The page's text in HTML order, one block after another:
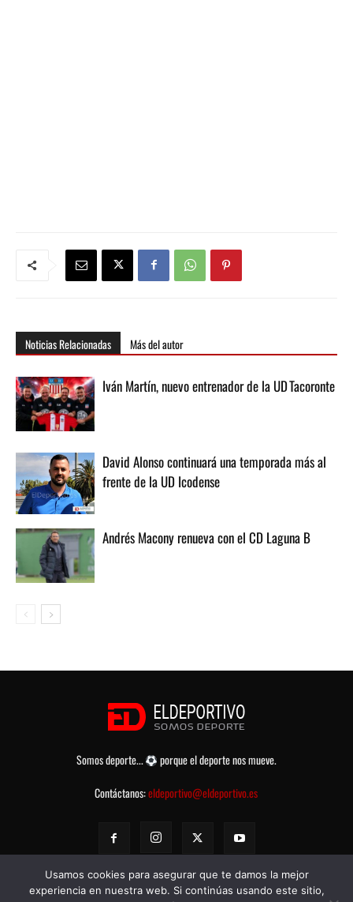
Noticias Relacionadas Más del autor
Iván Martín, nuevo entrenador de la UD Tacoronte
David Alonso continuará una temporada más al
frente de la UD Icodense
Andrés Macony renueva con el CD Laguna B
Somos deporte...
porque el deporte nos mueve.
Contáctanos:eldeportivo@eldeportivo.es
Usamos cookies para asegurar que te damos la mejor
experiencia en nuestra web. Si continúas usando este sitio,